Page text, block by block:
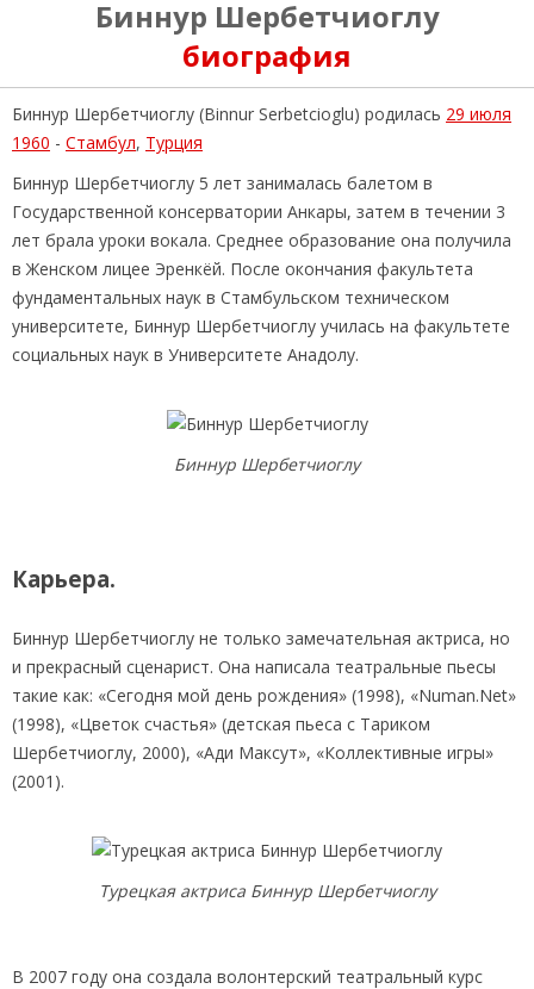
Биннур Шербетчиоглу
биография
Биннур Шербетчиоглу (Binnur Serbetcioglu) родилась 29 июля
1960 - Стамбул, Турция
Биннур Шербетчиоглу 5 лет занималась балетом в
Государственной консерватории Анкары, затем в течении 3
лет брала уроки вокала. Среднее образование она получила
в Женском лицее Эренкёй. После окончания факультета
фундаментальных наук в Стамбульском техническом
университете, Биннур Шербетчиоглу училась на факультете
социальных наук в Университете Анадолу.
Биннур Шербетчиоглу
Карьера.
Биннур Шербетчиоглу не только замечательная актриса, но
и прекрасный сценарист. Она написала театральные пьесы
такие как: «Сегодня мой день рождения» (1998), «Numan.Net»
(1998), «Цветок счастья» (детская пьеса с Тариком
Шербетчиоглу, 2000), «Ади Максут», «Коллективные игры»
(2001).
Турецкая актриса Биннур Шербетчиоглу
В 2007 году она создала волонтерский театральный курс